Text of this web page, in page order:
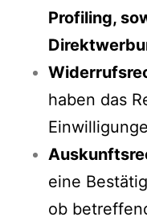
Profiling,
haben das
eine
ob